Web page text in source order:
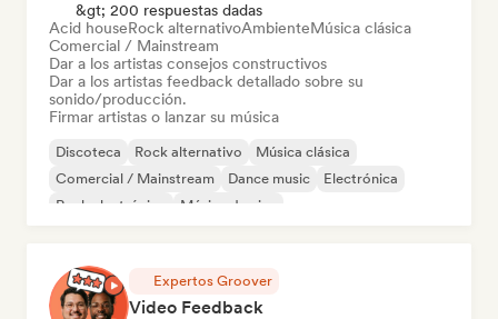
&gt; 200 respuestas dadas
Acid houseRock alternativoAmbienteMúsica clásica
Comercial / Mainstream
Dar a los artistas consejos constructivos
Dar a los artistas feedback detallado sobre su
sonido/producción.
Firmar artistas o lanzar su música
Discoteca Rock alternativo
Música clásica
Comercial / Mainstream
Dance music
Electrónica
Rock electrónico
Música de cine
Expertos Groover
Video Feedback